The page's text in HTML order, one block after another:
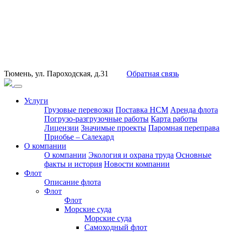
Тюмень, ул. Пароходская, д.31 Обратная связь
Услуги
Грузовые перевозки Поставка НСМ Аренда флота
Погрузо-разгрузочные работы Карта работы
Лицензии Значимые проекты Паромная переправа
Приобье – Салехард
О компании
О компании Экология и охрана труда Основные
факты и история Новости компании
Флот
Описание флота
Флот
Флот
Морские суда
Морские суда
Самоходный флот